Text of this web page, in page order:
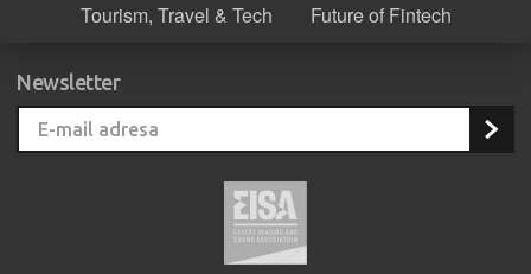
Tourism, Travel & Tech
Future of Fintech
Newsletter